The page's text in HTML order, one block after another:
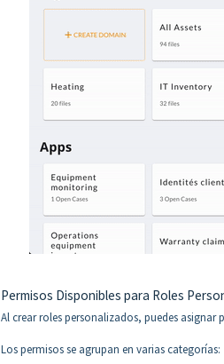
Permisos Disponibles para Roles
Al crear roles personalizados, puedes asignar
Los permisos se agrupan en varias categorías: